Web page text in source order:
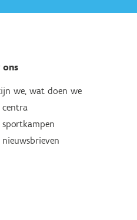
ons
we, wat doen we
centra
sportkampen
nieuwsbrieven